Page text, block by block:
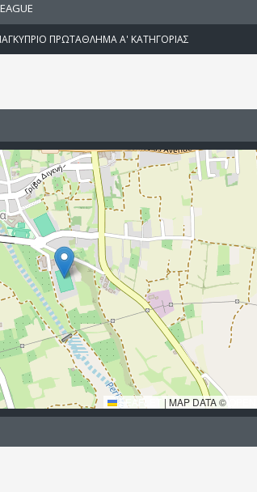
ΠΡΩΤΑΘΛΗΜΑ Α' ΚΑΤΗΓΟΡΙΑΣ
LEAFLET | MAP DATA ©